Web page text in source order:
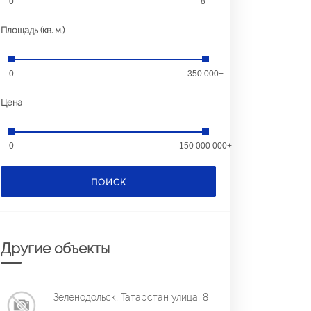
Площадь (кв. м.)
0 350 000+
Цена
0 150 000 000+
ПОИСК
Другие объекты
Зеленодольск, Татарстан улица, 8